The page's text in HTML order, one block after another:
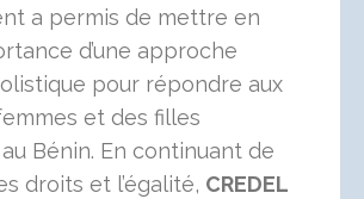
a permis de mettre en
d’une approche
pour répondre aux
et des filles
Bénin. En continuant de
droits et l’égalité, CREDEL